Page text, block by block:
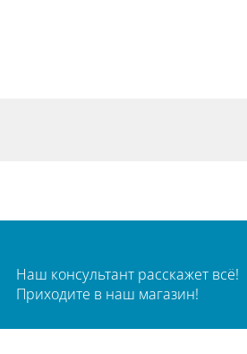
Наш консультант расскажет всё!
Приходите в наш магазин!